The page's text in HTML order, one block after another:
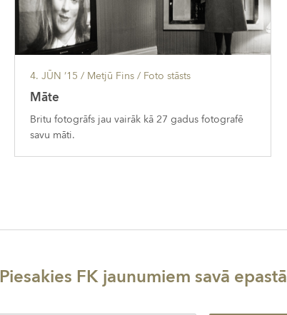
4. JŪN ’15 / Metjū Fins / Foto stāsts
Māte
Britu fotogrāfs jau vairāk kā 27 gadus fotografē
savu māti.
Piesakies FK jaunumiem savā epastā